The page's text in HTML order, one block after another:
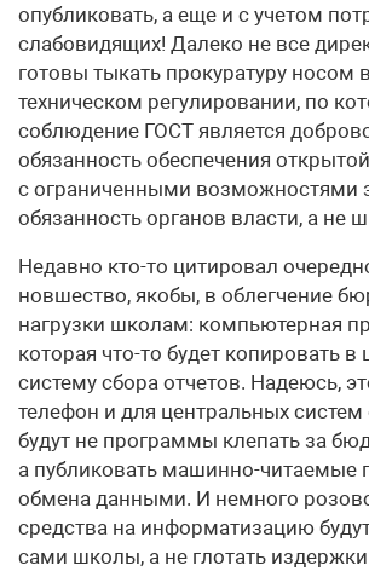
опубликовать, а еще и с учетом
слабовидящих! Далеко не все
готовы тыкать прокуратуру носом
техническом регулировании, по
соблюдение ГОСТ является
обязанность обеспечения
с ограниченными возможностями
обязанность органов власти, а не
Недавно кто-то цитировал
новшество, якобы, в облегчение
нагрузки школам: компьютерная
которая что-то будет копировать
систему сбора отчетов. Надеюсь,
телефон и для центральных систем
будут не программы клепать за
а публиковать машинно-читаемые
обмена данными. И немного
средства на информатизацию
сами школы, а не глотать